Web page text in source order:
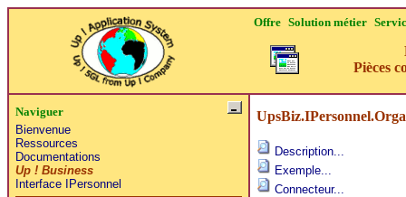
Offre Solution métier
Pièces
Naviguer
Bienvenue
Ressources
Documentations
Up ! Business
Interface IPersonnel
Description...
Exemple...
Connecteur...